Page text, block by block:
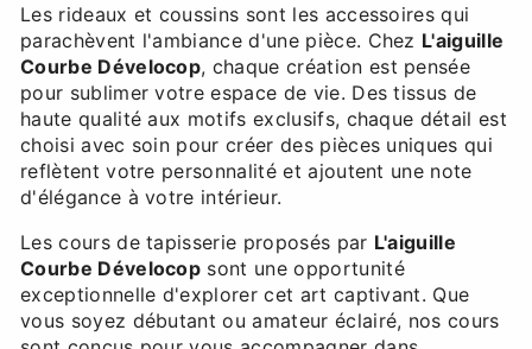
Les rideaux et coussins sont les accessoires qui
parachèvent l'ambiance d'une pièce. Chez L'aiguille
Courbe Dévelocop, chaque création est pensée
pour sublimer votre espace de vie. Des tissus de
haute qualité aux motifs exclusifs, chaque détail est
choisi avec soin pour créer des pièces uniques qui
reflètent votre personnalité et ajoutent une note
d'élégance à votre intérieur.
Les cours de tapisserie proposés par L'aiguille
Courbe Dévelocop sont une opportunité
exceptionnelle d'explorer cet art captivant. Que
vous soyez débutant ou amateur éclairé, nos cours